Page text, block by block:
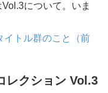
について。いま
イトル群のこと（前
レクション Vol.3